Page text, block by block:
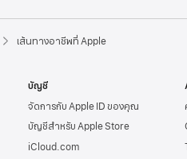
เส้นทางอาชีพที่ Apple
บัญชี
จัดการกับ Apple IDของคุณ
บัญชีสำหรับ Apple Store
iCloud.com